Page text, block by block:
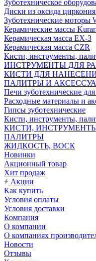
Зуботехническое
Диски из оксида
Зуботехнические моторы
Керамические массы
Керамическая масса EX-3
Керамическая масса CZR
Кисти, инструменты,
ИНСТРУМЕНТЫ ДЛЯ
КИСТИ ДЛЯ
ПАЛИТРЫ И
Печи зуботехнические
Расходные материалы и
Гипсы зуботехнические
Кисти, инструменты,
КИСТИ,
ПАЛИТРЫ
ЖИДКОСТЬ, ВОСК
Новинки
Акционный товар
Хит продаж
Акции
Как купить
Условия оплаты
Условия доставки
Компания
О компании
О компаниях
Новости
Отзывы